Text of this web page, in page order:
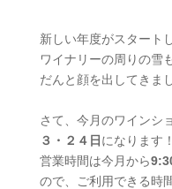
新しい年度がスタート
ワイナリーの周りの雪
だんと顔を出してきま
さて、今月のワインシ
３・２４日 になります
営業時間は今月から
ので、ご利用できる時